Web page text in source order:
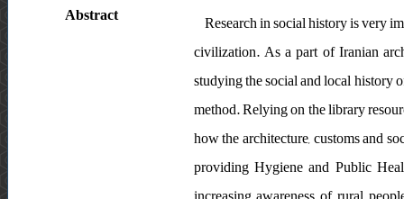
Abstract
Research in social history is very
civilization. As a part of Iranian
studying the social and local history
method. Relying on the library
how the architecture, customs and
providing Hygiene and Public